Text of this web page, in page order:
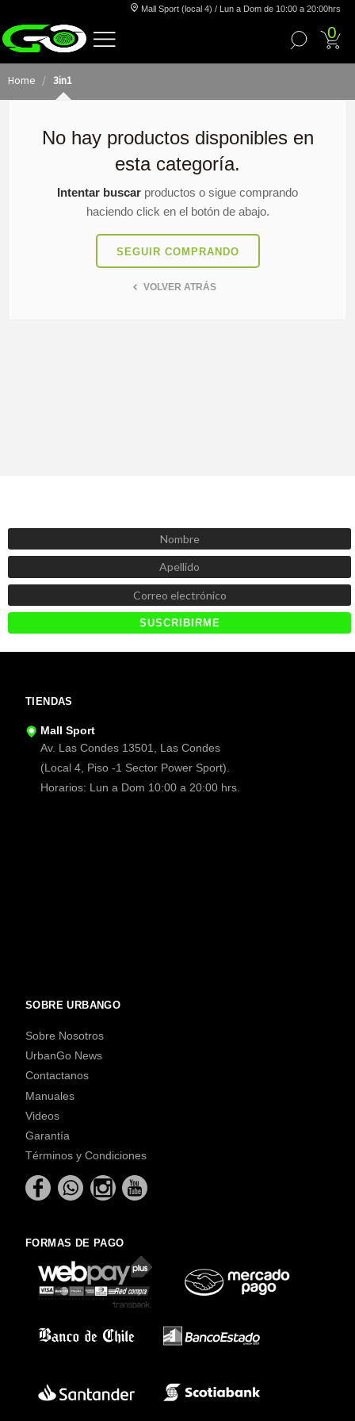
Mall Sport (local 4) / Lun a Dom de 10:00 a 20:00hrs
0
Home 3in1
No hay productos disponibles en
esta categoría.
Intentar buscar productos o sigue comprando
haciendo click en el botón de abajo.
SEGUIR COMPRANDO
VOLVER ATRÁS
TIENDAS
Mall Sport
Av. Las Condes 13501, Las Condes
(Local 4, Piso -1 Sector Power Sport).
Horarios: Lun a Dom 10:00 a 20:00 hrs.
SOBRE URBANGO
Sobre Nosotros
UrbanGo News
Contactanos
Manuales
Videos
Garantía
Términos y Condiciones
FORMAS DE PAGO